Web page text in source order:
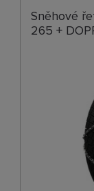
Sněhové
265 +